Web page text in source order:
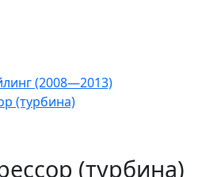
(2008—2013)
(турбина)
(турбина)